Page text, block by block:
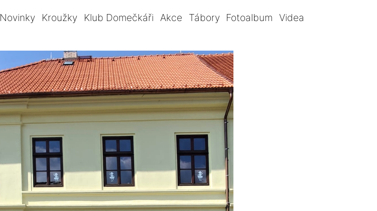
Novinky Kroužky Klub Domečkáři Akce Tábory Fotoalbum Videa